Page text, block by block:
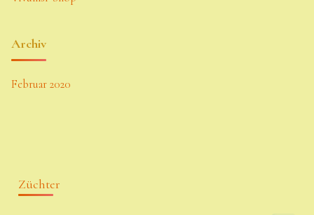
Archiv
Februar 2020
Züchter